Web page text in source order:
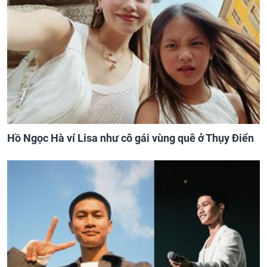
Hồ Ngọc Hà ví Lisa như cô gái vùng quê ở Thụy Điển